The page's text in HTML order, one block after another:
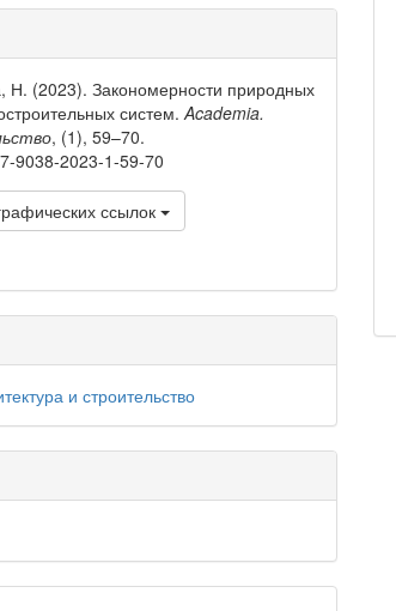
Н. (2023). Закономерности природных
систем.Academia.
, (1), 59–70.
9038-2023-1-59-70
ссылок
и строительство